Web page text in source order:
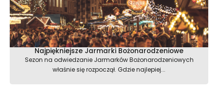
Najpiękniejsze Jarmarki Bożonarodzeniowe
Sezon na odwiedzanie Jarmarków Bożonarodzeniowych
właśnie się rozpoczął. Gdzie najlepiej...